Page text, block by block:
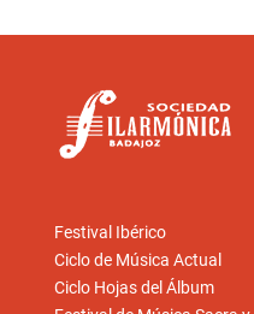
Festival Ibérico
Ciclo de Música Actual
Ciclo Hojas del Álbum